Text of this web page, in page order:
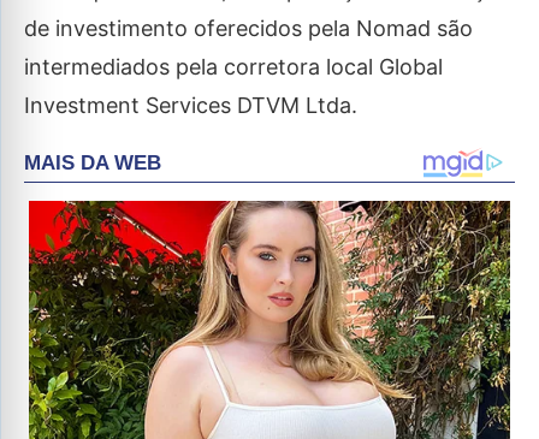
de investimento oferecidos pela Nomad são
intermediados pela corretora local Global
Investment Services DTVM Ltda.